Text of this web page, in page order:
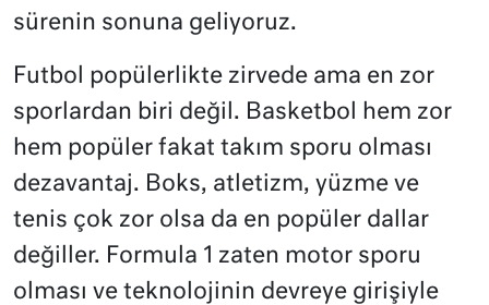
sürenin sonuna geliyoruz.
Futbol popülerlikte zirvede ama en zor
sporlardan biri değil. Basketbol hem zor
hem popüler fakat takım sporu olması
dezavantaj. Boks, atletizm, yüzme ve
tenis çok zor olsa da en popüler dallar
değiller. Formula 1 zaten motor sporu
olması ve teknolojinin devreye girişiyle